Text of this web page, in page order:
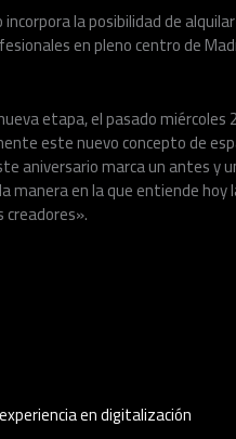
incorpora la posibilidad de
en pleno centro de
etapa, el pasado miércoles
este nuevo concepto de
aniversario marca un antes y
manera en la que entiende
en digitalización